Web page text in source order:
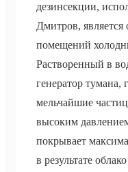
дезинсекции,
Дмитров, является
помещений
Растворенный в
генератор тумана,
мельчайшие
высоким
покрывает
в результате